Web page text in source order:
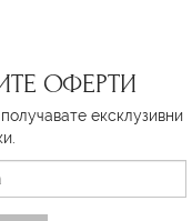
ОФЕРТИ
ексклузивни